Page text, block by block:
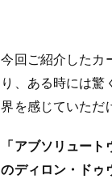
今回ご紹介したカ
り、ある時には驚
界を感じていただ
「アブソリュー
のディロン・ドゥ